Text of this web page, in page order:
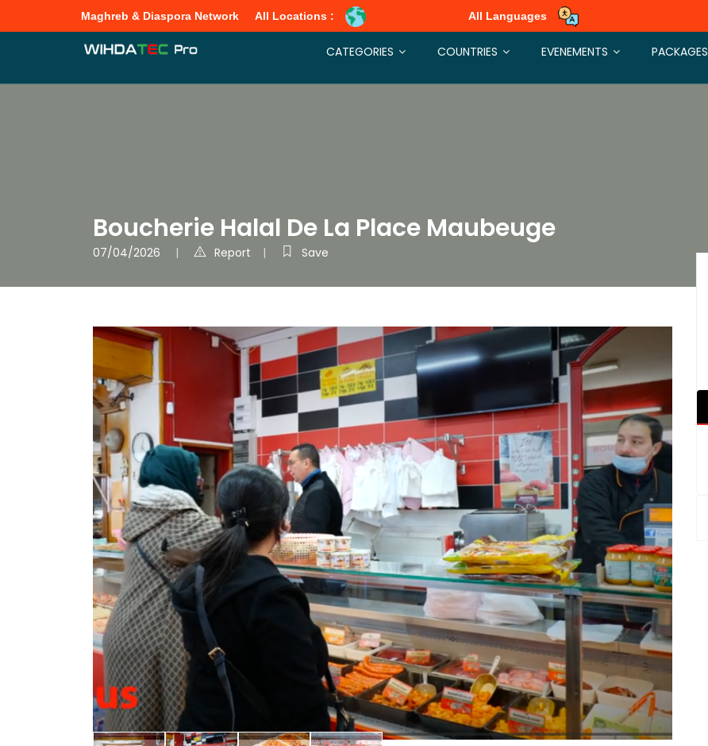
Maghreb & Diaspora Network All Locations : All Languages
CATEGORIES COUNTRIES EVENEMENTS PACKAGES
Boucherie Halal De La Place Maubeuge
07/04/2026 Report Save